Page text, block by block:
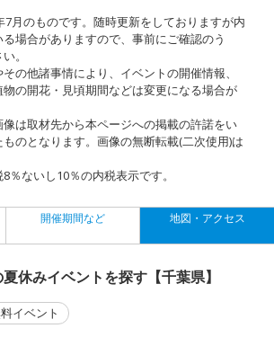
月のものです。随時更新をしておりますが内
場合がありますので、事前にご確認のう
。
の他諸事情により、イベントの開催情報、
の開花・見頃期間などは変更になる場合が
は取材先から本ページへの掲載の許諾をい
のとなります。画像の無断転載(二次使用)は
ないし10％の内税表示です。
開催期間など 地図・アクセス
休みイベントを探す【千葉県】
イベント